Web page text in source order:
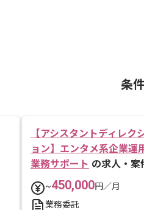
条
【アシスタントディレク
ョン】エンタメ系企業運
業務サポート の求人・案
~450,000円／月
業務委託